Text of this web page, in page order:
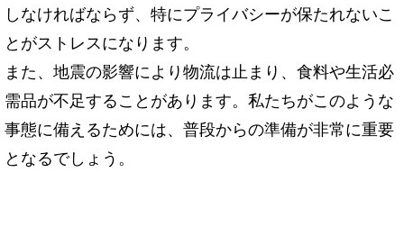
しなければならず、特にプライバシーが保たれないこ
とがストレスになります。
また、地震の影響により物流は止まり、食料や生活必
需品が不足することがあります。私たちがこのような
事態に備えるためには、普段からの準備が非常に重要
となるでしょう。